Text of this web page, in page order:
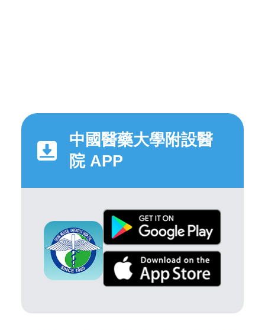
中國醫藥大學附設醫
院 APP